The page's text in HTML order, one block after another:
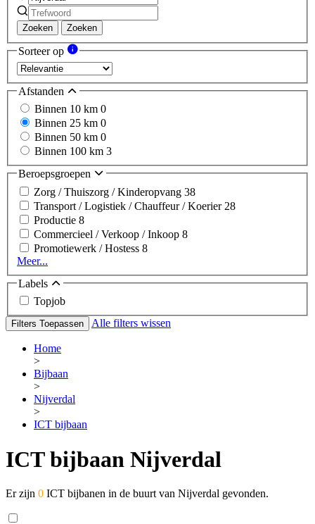
Zoeken Zoeken
Sorteer op
Afstanden
Binnen 10 km 0
Binnen 25 km 0
Binnen 50 km 0
Binnen 100 km 3
Beroepsgroepen
Zorg / Thuiszorg / Kinderopvang 38
Transport / Logistiek / Chauffeur / Koerier 28
Productie 8
Commercieel / Verkoop / Inkoop 8
Promotiewerk / Hostess 8
Meer...
Labels
Topjob
Filters Toepassen Alle filters wissen
Home
>
Bijbaan
>
Nijverdal
>
ICT bijbaan
ICT bijbaan Nijverdal
Er zijn 0 ICT bijbanen in de buurt van Nijverdal gevonden.